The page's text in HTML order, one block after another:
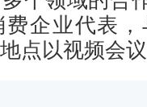
企业代表
点以视频会